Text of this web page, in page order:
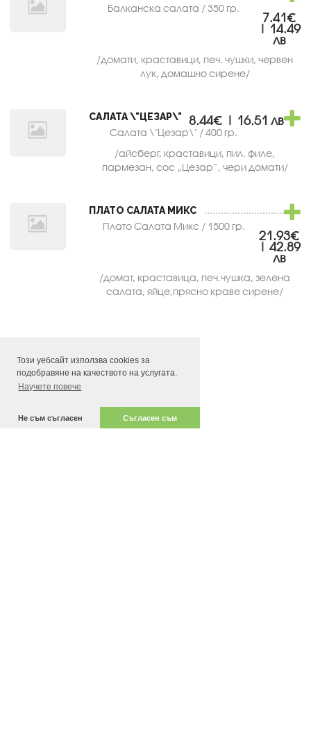
Този уебсайт използва cookies за
подобравяне на качеството на услугата.
Научете повече
Не съм съгласен Съгласен съм
Балканска салата / 350 гр.
7.41€
| 14.49
лв
/домати, краставици, печ. чушки, червен
лук, домашно сирене/
САЛАТА \"ЦЕЗАР\"
Салата \"Цезар\" / 400 гр.
8.44€ | 16.51 лв
/айсберг, краставици, пил. филе,
пармезан, сос „Цезар“, чери домати/
ПЛАТО САЛАТА МИКС
Плато Салата Микс / 1500 гр.
21.93€
| 42.89
лв
/домат, краставица, печ.чушка, зелена
салата, яйце,прясно краве сирене/